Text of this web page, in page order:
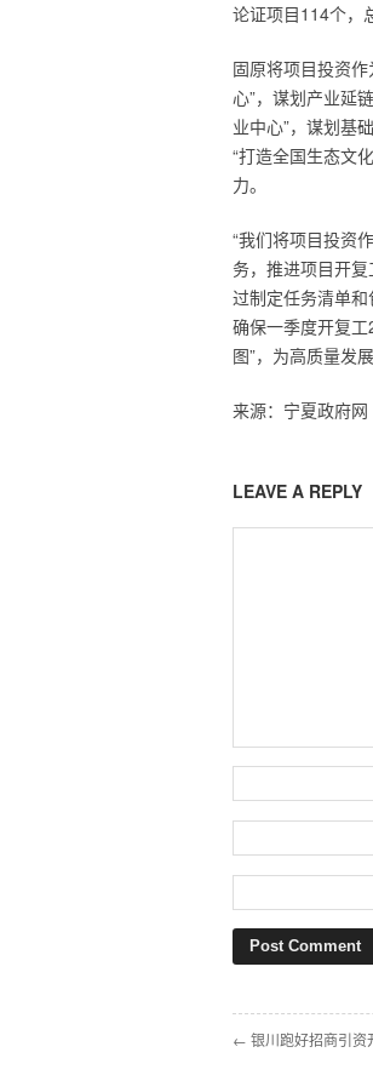
论证项目114个，
固原将项目投资作
心”，谋划产业延
业中心”，谋划基
“打造全国生态文
力。
“我们将项目投资
务，推进项目开
过制定任务清单
确保一季度开复工
图”，为高质量发
来源：宁夏政府网
LEAVE A REPLY
← 银川跑好招商引资